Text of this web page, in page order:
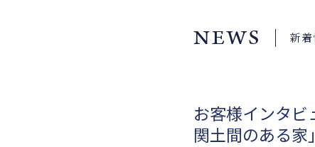
NEWS 新
お客様インタビ
関土間のある家